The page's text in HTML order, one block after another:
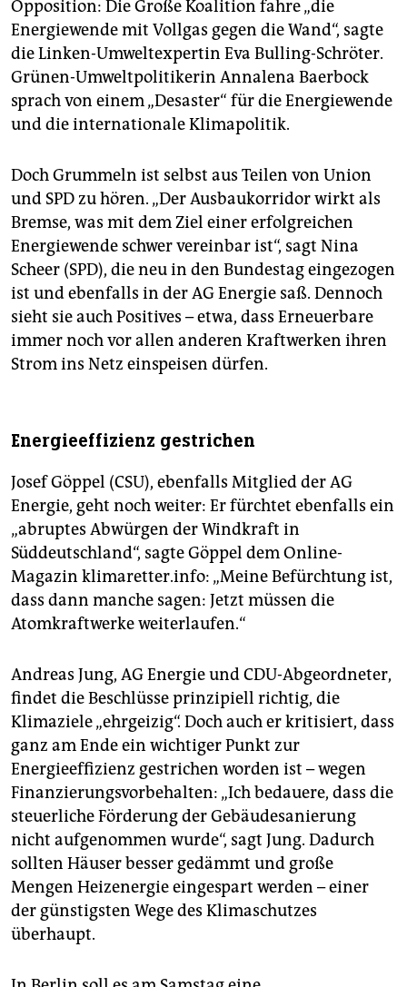
Opposition: Die Große Koalition fahre „die
Energiewende mit Vollgas gegen die Wand“, sagte
die Linken-Umweltexpertin Eva Bulling-Schröter.
Grünen-Umweltpolitikerin Annalena Baerbock
sprach von einem „Desaster“ für die Energiewende
und die internationale Klimapolitik.
Doch Grummeln ist selbst aus Teilen von Union
und SPD zu hören. „Der Ausbaukorridor wirkt als
Bremse, was mit dem Ziel einer erfolgreichen
Energiewende schwer vereinbar ist“, sagt Nina
Scheer (SPD), die neu in den Bundestag eingezogen
ist und ebenfalls in der AG Energie saß. Dennoch
sieht sie auch Positives – etwa, dass Erneuerbare
immer noch vor allen anderen Kraftwerken ihren
Strom ins Netz einspeisen dürfen.
Energieeffizienz gestrichen
Josef Göppel (CSU), ebenfalls Mitglied der AG
Energie, geht noch weiter: Er fürchtet ebenfalls ein
„abruptes Abwürgen der Windkraft in
Süddeutschland“, sagte Göppel dem Online-
Magazin klimaretter.info: „Meine Befürchtung ist,
dass dann manche sagen: Jetzt müssen die
Atomkraftwerke weiterlaufen.“
Andreas Jung, AG Energie und CDU-Abgeordneter,
findet die Beschlüsse prinzipiell richtig, die
Klimaziele „ehrgeizig“. Doch auch er kritisiert, dass
ganz am Ende ein wichtiger Punkt zur
Energieeffizienz gestrichen worden ist – wegen
Finanzierungsvorbehalten: „Ich bedauere, dass die
steuerliche Förderung der Gebäudesanierung
nicht aufgenommen wurde“, sagt Jung. Dadurch
sollten Häuser besser gedämmt und große
Mengen Heizenergie eingespart werden – einer
der günstigsten Wege des Klimaschutzes
überhaupt.